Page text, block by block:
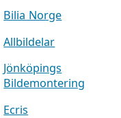
Bilia Norge
Allbildelar
Jönköpings
Bildemontering
Ecris